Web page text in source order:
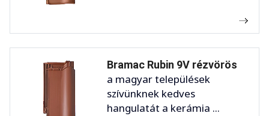
Bramac Rubin 9V rézvörös
a magyar települések
szívünknek kedves
hangulatát a kerámia ...